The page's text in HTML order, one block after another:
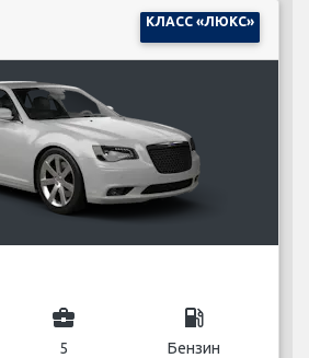
КЛАСС «ЛЮКС»
business_center
5
local_gas_station
Бензин